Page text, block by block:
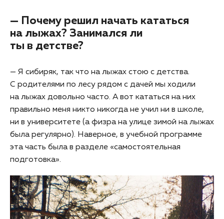
— Почему решил начать кататься
на лыжах? Занимался ли
ты в детстве?
— Я сибиряк, так что на лыжах стою с детства.
С родителями по лесу рядом с дачей мы ходили
на лыжах довольно часто. А вот кататься на них
правильно меня никто никогда не учил ни в школе,
ни в университете (а физра на улице зимой на лыжах
была регулярно). Наверное, в учебной программе
эта часть была в разделе «самостоятельная
подготовка».